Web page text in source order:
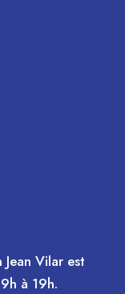
Vilar est
à 19h.